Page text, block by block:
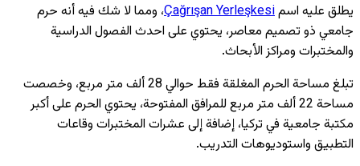
يطلق عليه اسمÇağrışan Yerleşkesi، ومما لا شك فيه أنه حرم
جامعي ذو تصميم معاصر، يحتوي على احدث الفصول الدراسية
والمختبرات ومراكز الأبحاث.
تبلغ مساحة الحرم المغلقة فقط حوالي 28 ألف متر مربع، وخصصت
مساحة 22 ألف متر مربع للمرافق المفتوحة، يحتوي الحرم على أكبر
مكتبة جامعية في تركيا، إضافة إلى عشرات المختبرات وقاعات
التطبيق واستوديوهات التدريب.